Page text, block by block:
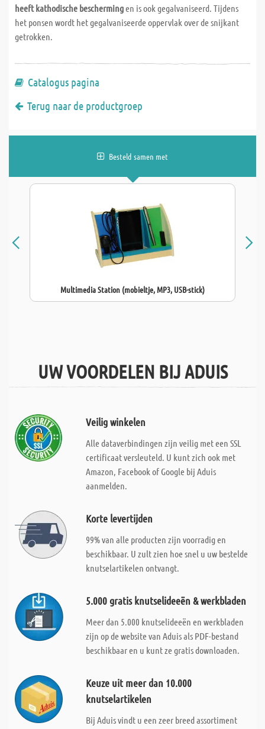
heeft kathodische beschermingen is ook gegalvaniseerd. Tijdens
het ponsen wordt het gegalvaniseerde oppervlak over de snijkant
getrokken.
Catalogus pagina
Terug naar de productgroep
Besteld samen met
Multimedia Station (mobieltje, MP3, USB-stick)
UW VOORDELEN BIJ ADUIS
Veilig winkelen
Alle dataverbindingen zijn veilig met een SSL
certificaat versleuteld. U kunt zich ook met
Amazon, Facebook of Google bij Aduis
aanmelden.
Korte levertijden
99% van alle producten zijn voorradig en
beschikbaar. U zult zien hoe snel u uw bestelde
knutselartikelen ontvangt.
5.000 gratis knutselideeën & werkbladen
Meer dan 5.000 knutselideeën en werkbladen
zijn op de website van Aduis als PDF-bestand
beschikbaar en u kunt ze gratis downloaden.
Keuze uit meer dan 10.000
knutselartikelen
Bij Aduis vindt u een zeer breed assortiment